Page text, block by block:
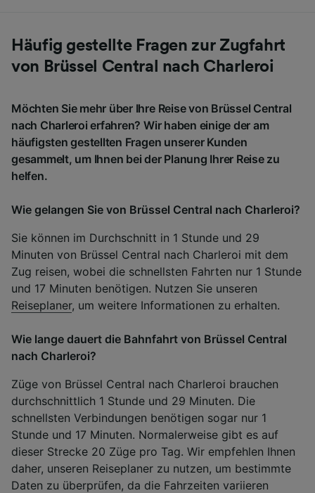
Häufig gestellte Fragen zur Zugfahrt
von Brüssel Central nach Charleroi
Möchten Sie mehr über Ihre Reise von Brüssel Central
nach Charleroi erfahren? Wir haben einige der am
häufigsten gestellten Fragen unserer Kunden
gesammelt, um Ihnen bei der Planung Ihrer Reise zu
helfen.
Wie gelangen Sie von Brüssel Central nach Charleroi?
Sie können im Durchschnitt in 1 Stunde und 29
Minuten von Brüssel Central nach Charleroi mit dem
Zug reisen, wobei die schnellsten Fahrten nur 1 Stunde
und 17 Minuten benötigen. Nutzen Sie unseren
Reiseplaner, um weitere Informationen zu erhalten.
Wie lange dauert die Bahnfahrt von Brüssel Central
nach Charleroi?
Züge von Brüssel Central nach Charleroi brauchen
durchschnittlich 1 Stunde und 29 Minuten. Die
schnellsten Verbindungen benötigen sogar nur 1
Stunde und 17 Minuten. Normalerweise gibt es auf
dieser Strecke 20 Züge pro Tag. Wir empfehlen Ihnen
daher, unseren Reiseplaner zu nutzen, um bestimmte
Daten zu überprüfen, da die Fahrzeiten variieren